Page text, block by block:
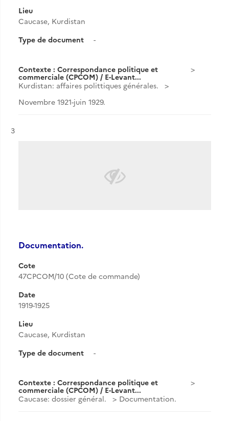
Lieu
Caucase, Kurdistan
Type de document
-
Contexte : Correspondance politique et
commerciale (CPCOM) / E-Levant...
Kurdistan: affaires polittiques générales.
Novembre 1921-juin 1929.
Résultat n°
3
Documentation.
Cote
47CPCOM/10 (Cote de commande)
Date
1919-1925
Lieu
Caucase, Kurdistan
Type de document
-
Contexte : Correspondance politique et
commerciale (CPCOM) / E-Levant...
Caucase: dossier général.
Documentation.